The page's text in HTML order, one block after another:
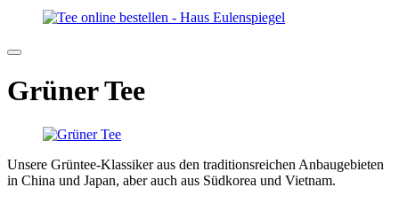
Grüner Tee
Unsere Grüntee-Klassiker aus den traditionsreichen Anbaugebieten
in China und Japan, aber auch aus Südkorea und Vietnam.